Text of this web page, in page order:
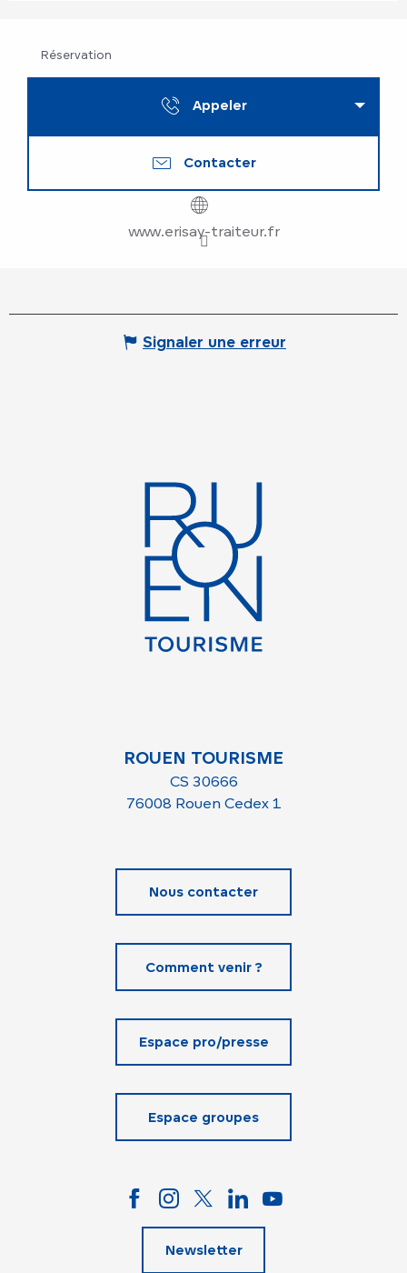
Réservation
Appeler
Contacter
www.erisay-traiteur.fr
Signaler une erreur
ROUEN TOURISME
CS 30666
76008 Rouen Cedex 1
Nous contacter
Comment venir ?
Espace pro/presse
Espace groupes
Newsletter